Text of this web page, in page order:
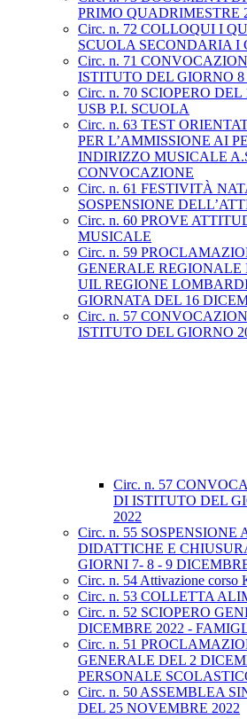
PRIMO QUADRIMESTRE
Circ. n. 72 COLLOQUI I
SCUOLA SECONDARIA I
Circ. n. 71
ISTITUTO DEL GIORNO
Circ. n. 70 SCIOPERO
USB P.I. SCUOLA
Circ. n. 63 TEST
PER L’AMMISSIONE AI
INDIRIZZO MUSICALE
CONVOCAZIONE
Circ. n. 61 FESTIVITÀ
SOSPENSIONE
Circ. n. 60 PROVE
MUSICALE
Circ. n. 59
GENERALE REGIONALE
UIL REGIONE
GIORNATA DEL 16
Circ. n. 57
ISTITUTO DEL GIORNO
Circ. n. 57
DI ISTITUTO DEL
2022
Circ. n. 55 SOSPENSIONE
DIDATTICHE E
GIORNI 7- 8 - 9
Circ. n. 54 Attivazione corso
Circ. n. 53 COLLETTA
Circ. n. 52 SCIOPERO
DICEMBRE 2022 -
Circ. n. 51
GENERALE DEL 2
PERSONALE
Circ. n. 50 ASSEMBLEA
DEL 25 NOVEMBRE 2022